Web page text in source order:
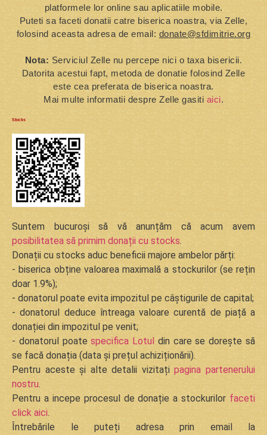
platformele lor online sau aplicatiile mobile.
Puteti sa faceti donatii catre biserica noastra, via Zelle,
folosind aceasta adresa de email: donate@sfdimitrie.org
Nota: Serviciul Zelle nu percepe nici o taxa bisericii.
Datorita acestui fapt, metoda de donatie folosind Zelle
este cea preferata de biserica noastra.
Mai multe informatii despre Zelle gasiti aici.
Stocks
Suntem bucuroși să vă anunțăm că acum avem
posibilitatea să primim donații cu stocks.
Donații cu stocks aduc beneficii majore ambelor părți:
- biserica obține valoarea maximală a stockurilor (se rețin
doar 1.9%);
- donatorul poate evita impozitul pe câștigurile de capital;
- donatorul deduce întreaga valoare curentă de piață a
donației din impozitul pe venit;
- donatorul poatespecifica Lotul din care se dorește să
se facă donația (data și prețul achiziționării).
Pentru aceste și alte detalii vizitațipagina partenerului
nostru.
Pentru a incepe procesul de donație a stockurilor faceti
click aici.
Întrebările le puteți adresa prin email la